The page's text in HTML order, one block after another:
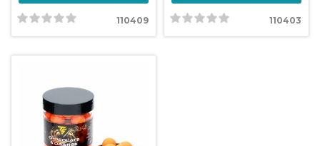
Weberest
110409 110403